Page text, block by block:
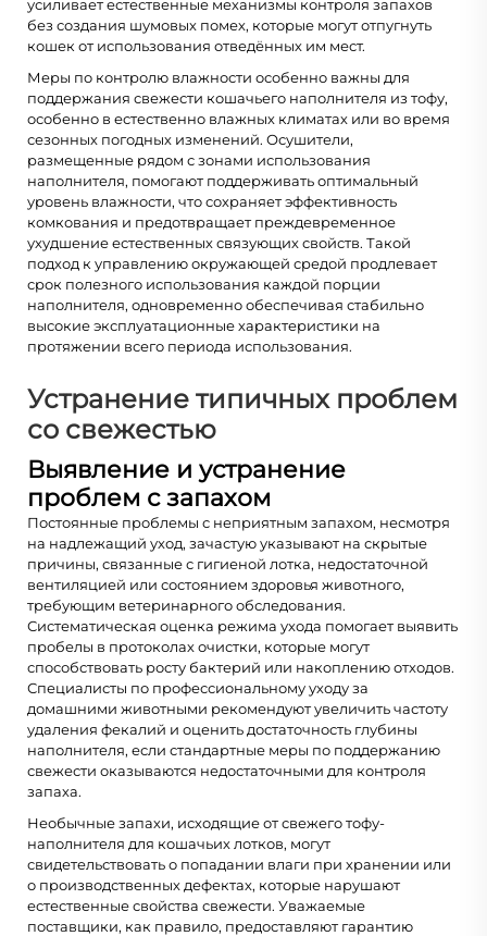
усиливает естественные механизмы контроля запахов
без создания шумовых помех, которые могут отпугнуть
кошек от использования отведённых им мест.
Меры по контролю влажности особенно важны для
поддержания свежести кошачьего наполнителя из тофу,
особенно в естественно влажных климатах или во время
сезонных погодных изменений. Осушители,
размещенные рядом с зонами использования
наполнителя, помогают поддерживать оптимальный
уровень влажности, что сохраняет эффективность
комкования и предотвращает преждевременное
ухудшение естественных связующих свойств. Такой
подход к управлению окружающей средой продлевает
срок полезного использования каждой порции
наполнителя, одновременно обеспечивая стабильно
высокие эксплуатационные характеристики на
протяжении всего периода использования.
Устранение типичных проблем
со свежестью
Выявление и устранение
проблем с запахом
Постоянные проблемы с неприятным запахом, несмотря
на надлежащий уход, зачастую указывают на скрытые
причины, связанные с гигиеной лотка, недостаточной
вентиляцией или состоянием здоровья животного,
требующим ветеринарного обследования.
Систематическая оценка режима ухода помогает выявить
пробелы в протоколах очистки, которые могут
способствовать росту бактерий или накоплению отходов.
Специалисты по профессиональному уходу за
домашними животными рекомендуют увеличить частоту
удаления фекалий и оценить достаточность глубины
наполнителя, если стандартные меры по поддержанию
свежести оказываются недостаточными для контроля
запаха.
Необычные запахи, исходящие от свежего тофу-
наполнителя для кошачьих лотков, могут
свидетельствовать о попадании влаги при хранении или
о производственных дефектах, которые нарушают
естественные свойства свежести. Уважаемые
поставщики, как правило, предоставляют гарантию